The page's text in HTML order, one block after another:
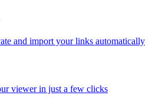
and import your links automatically
viewer in just a few clicks